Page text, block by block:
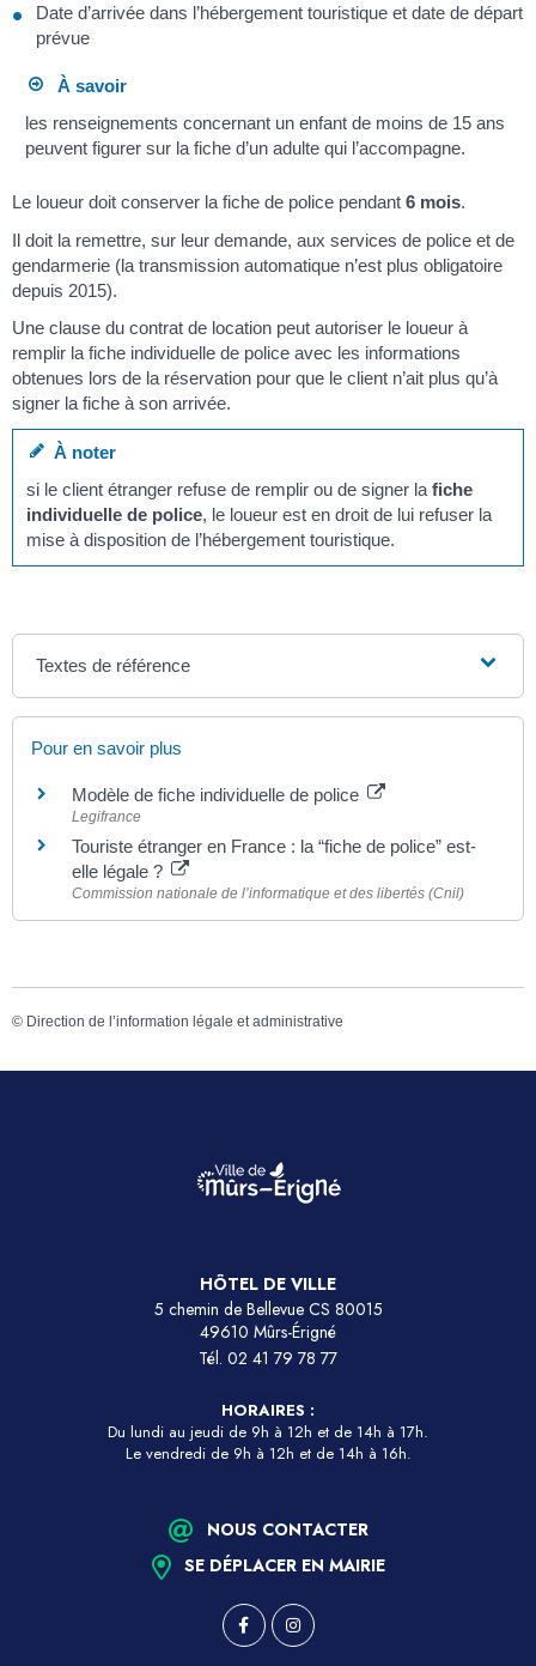
Date d’arrivée dans l’hébergement touristique et date de départ
prévue
À savoir
les renseignements concernant un enfant de moins de 15 ans
peuvent figurer sur la fiche d’un adulte qui l’accompagne.
Le loueur doit conserver la fiche de police pendant 6 mois.
Il doit la remettre, sur leur demande, aux services de police et de
gendarmerie (la transmission automatique n’est plus obligatoire
depuis 2015).
Une clause du contrat de location peut autoriser le loueur à
remplir la fiche individuelle de police avec les informations
obtenues lors de la réservation pour que le client n’ait plus qu’à
signer la fiche à son arrivée.
À noter
si le client étranger refuse de remplir ou de signer lafiche
individuelle de police, le loueur est en droit de lui refuser la
mise à disposition de l’hébergement touristique.
Textes de référence
Pour en savoir plus
Modèle de fiche individuelle de police
Legifrance
Touriste étranger en France : la “fiche de police” est-
elle légale ?
Commission nationale de l’informatique et des libertés (Cnil)
© Direction de l’information légale et administrative
HÔTEL DE VILLE
5 chemin de Bellevue CS 80015
49610 Mûrs-Érigné
Tél. 02 41 79 78 77
HORAIRES :
Du lundi au jeudi de 9h à 12h et de 14h à 17h.
Le vendredi de 9h à 12h et de 14h à 16h.
NOUS CONTACTER
SE DÉPLACER EN MAIRIE